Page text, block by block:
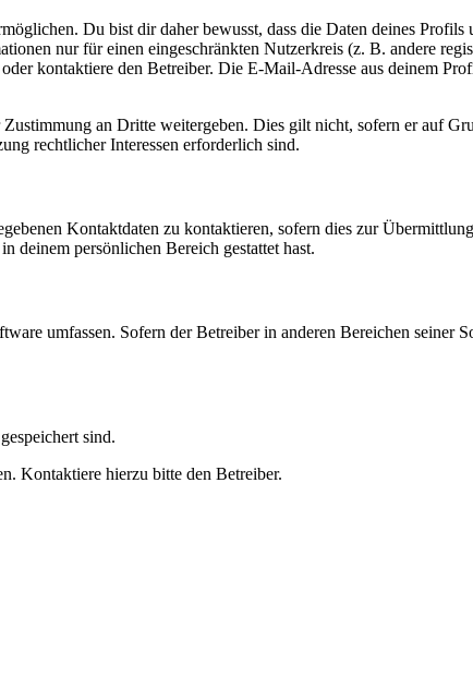
Du bist dir daher bewusst, dass die Daten deines
nur für einen eingeschränkten Nutzerkreis (z. B. andere
kontaktiere den Betreiber. Die E-Mail-Adresse aus deinem
an Dritte weitergeben. Dies gilt nicht, sofern er auf
rechtlicher Interessen erforderlich sind.
Kontaktdaten zu kontaktieren, sofern dies zur
deinem persönlichen Bereich gestattet hast.
umfassen. Sofern der Betreiber in anderen Bereichen seiner
sind.
Kontaktiere hierzu bitte den Betreiber.